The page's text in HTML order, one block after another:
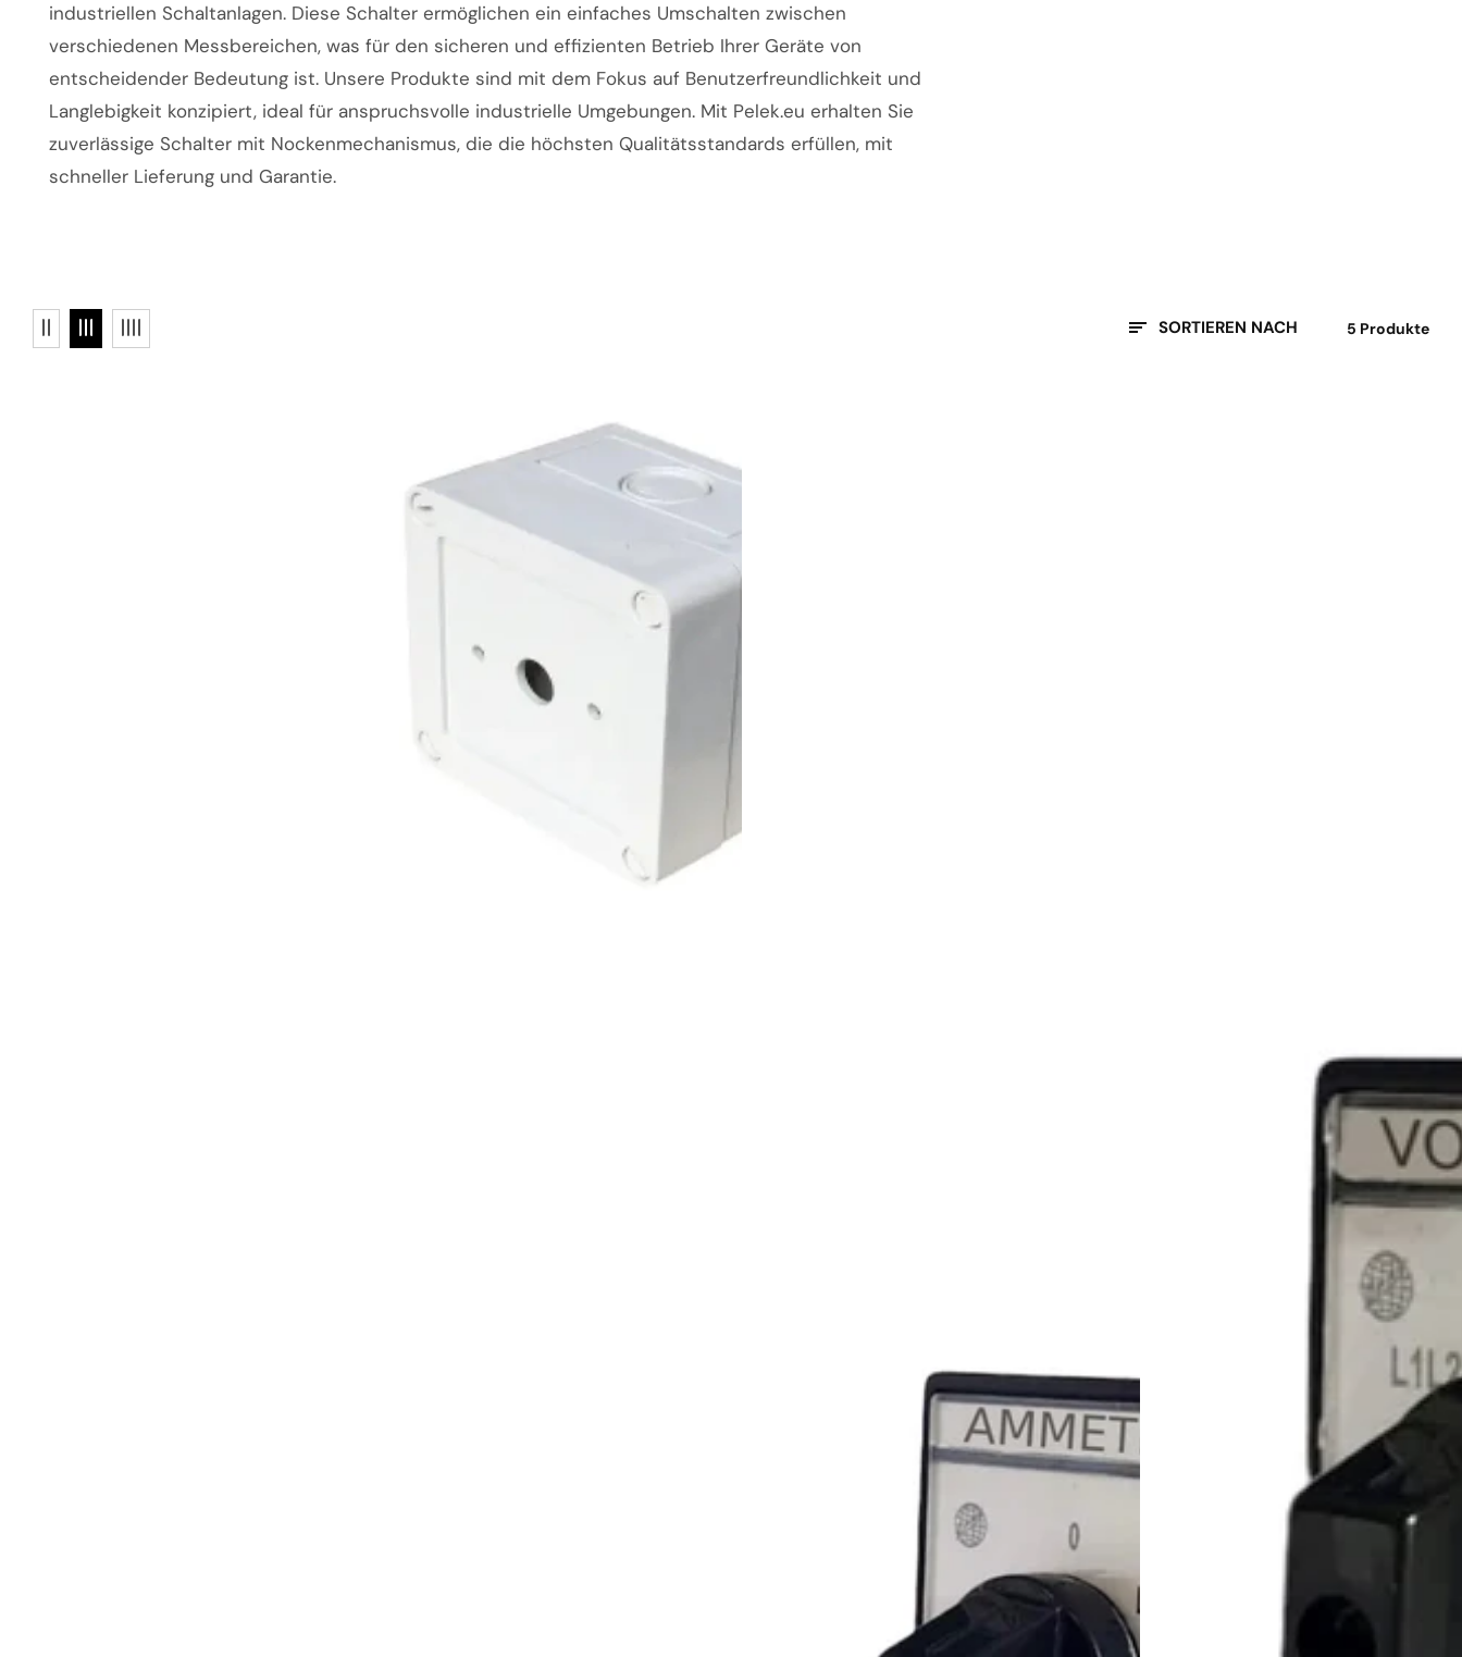
industriellen Schaltanlagen. Diese Schalter ermöglichen ein einfaches Umschalten zwischen
verschiedenen Messbereichen, was für den sicheren und effizienten Betrieb Ihrer Geräte von
entscheidender Bedeutung ist. Unsere Produkte sind mit dem Fokus auf Benutzerfreundlichkeit und
Langlebigkeit konzipiert, ideal für anspruchsvolle industrielle Umgebungen. Mit Pelek.eu erhalten Sie
zuverlässige Schalter mit Nockenmechanismus, die die höchsten Qualitätsstandards erfüllen, mit
schneller Lieferung und Garantie.
SORTIEREN NACH 5 Produkte